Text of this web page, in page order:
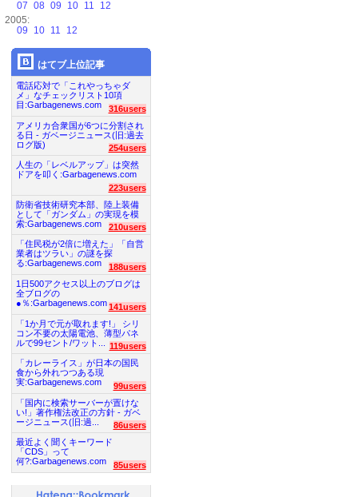
07 08 09 10 11
12
2005:
09
10 11 12
はてブ上位記事
電話応対で「これやっちゃダ
メ」なチェックリスト10項
目:Garbagenews.com
316users
アメリカ合衆国が6つに分割され
る日 - ガベージニュース(旧:過去
ログ版)
254users
人生の「レベルアップ」は突然
ドアを叩く:Garbagenews.com
223users
防衛省技術研究本部、陸上装備
として「ガンダム」の実現を模
索:Garbagenews.com
210users
「住民税が2倍に増えた」「自営
業者はツラい」の謎を探
る:Garbagenews.com
188users
1日500アクセス以上のブログは
全ブログの
●％:Garbagenews.com 141users
「1か月で元が取れます!」 シリ
コン不要の太陽電池、薄型パネ
ルで99セント/ワット...
119users
「カレーライス」が日本の国民
食から外れつつある現
実:Garbagenews.com
99users
「国内に検索サーバーが置けな
い!」著作権法改正の方針 - ガベ
ージニュース(旧:過...
86users
最近よく聞くキーワード
「CDS」って
何?:Garbagenews.com
85users